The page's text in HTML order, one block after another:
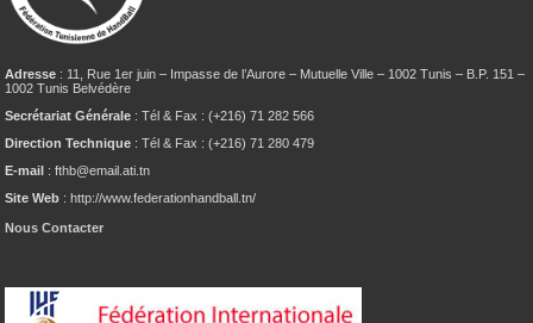
Adresse : 11, Rue 1er juin – Impasse de l’Aurore – Mutuelle Ville – 1002 Tunis – B.P. 151 –
1002 Tunis Belvédère
Secrétariat Générale : Tél & Fax : (+216) 71 282 566
Direction Technique : Tél & Fax : (+216) 71 280 479
E-mail : fthb@email.ati.tn
Site Web : http://www.federationhandball.tn/
Nous Contacter